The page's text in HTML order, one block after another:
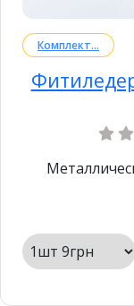
Комплект...